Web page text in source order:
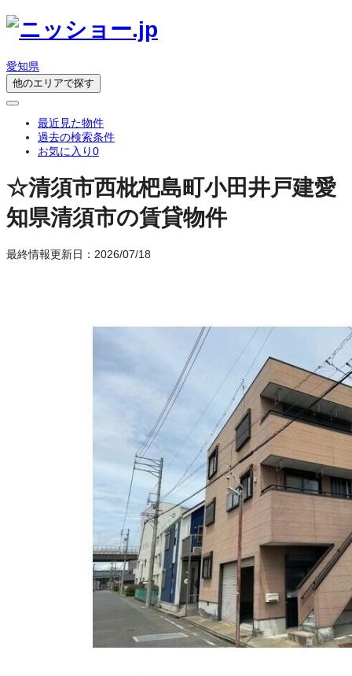
愛知県
他のエリアで探す
最近見た物件
過去の検索条件
お気に入り0
☆清須市西枇杷島町小田井戸建愛
知県清須市の賃貸物件
最終情報更新日：2026/07/18